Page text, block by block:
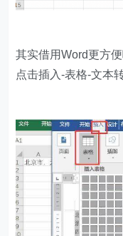
其实借用Word更方
点击插入-表格-文本